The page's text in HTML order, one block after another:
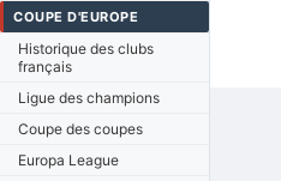
COUPE D'EUROPE
Historique des clubs
français
Ligue des champions
Coupe des coupes
Europa League